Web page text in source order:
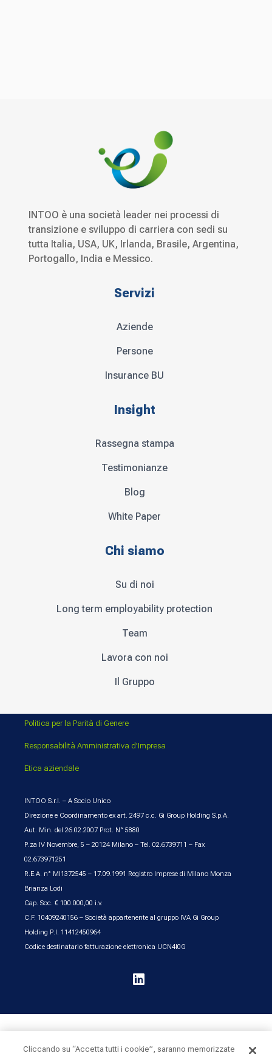
INTOO è una società leader nei processi di
transizione e sviluppo di carriera con sedi su
tutta Italia, USA, UK, Irlanda, Brasile, Argentina,
Portogallo, India e Messico.
Servizi
Aziende
Persone
Insurance BU
Insight
Rassegna stampa
Testimonianze
Blog
White Paper
Chi siamo
Su di noi
Long term employability protection
Team
Lavora con noi
Il Gruppo
Politica per la Parità di Genere
Responsabilità Amministrativa d’Impresa
Etica aziendale
INTOO S.r.l. – A Socio Unico
Direzione e Coordinamento ex art. 2497 c.c. Gi Group Holding S.p.A.
Aut. Min. del 26.02.2007 Prot. N° 5880
P.za IV Novembre, 5 – 20124 Milano – Tel. 02.6739711 – Fax
02.673971251
R.E.A. n° MI1372545 – 17.09.1991 Registro Imprese di Milano Monza
Brianza Lodi
Cap. Soc. € 100.000,00 i.v.
C.F. 10409240156 – Società appartenente al gruppo IVA Gi Group
Holding P.I. 11412450964
Codice destinatario fatturazione elettronica UCN4I0G

Cliccando su “Accetta tutti i cookie”, saranno memorizzate